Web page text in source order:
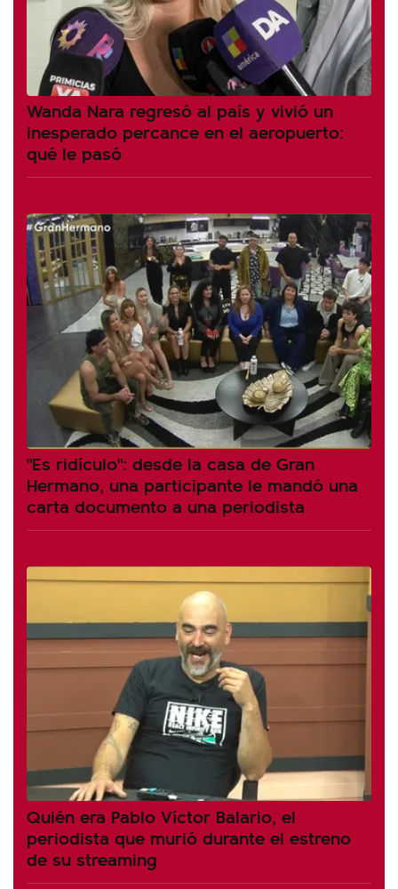
Wanda Nara regresó al país y vivió un
inesperado percance en el aeropuerto:
qué le pasó
"Es ridículo": desde la casa de Gran
Hermano, una participante le mandó una
carta documento a una periodista
Quién era Pablo Víctor Balario, el
periodista que murió durante el estreno
de su streaming